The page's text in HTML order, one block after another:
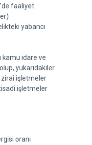
faaliyet
yabancı
kamu idare ve
yukarıdakiler
ziraî işletmeler
işletmeler
oranı